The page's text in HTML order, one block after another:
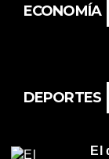
ECONOMÍA
DEPORTES
El